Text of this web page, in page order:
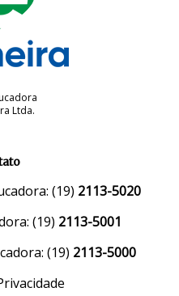
Ltda.
(19) 2113-5020
(19) 2113-5001
(19) 2113-5000